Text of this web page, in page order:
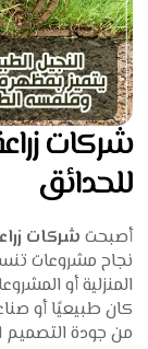
شركات
للحدائق
أصبحت شركات
نجاح مشروعات
المنزلية أو
كان طبيعيًا أو
من جودة التصميم